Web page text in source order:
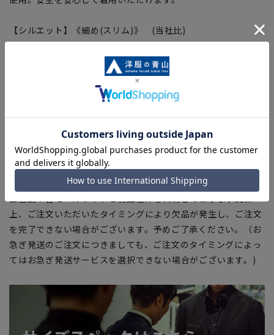
【シルエット】《細め(スリム)》 (当社比)
【商品に関するご注意】
■ゆとり感には個人差があります。サイズ表を確認の上、ご購
入の目安としてご利用ください。
■ブラウザやお使いのモニター環境、室内外等の撮影時の環境
下での光加減により、実際の商品と掲載画像の色味が異なる場
合がございます。
■平置き・メジャーでの採寸の為、素材や仕様等により実際の
商品とサイズ表に若干の誤差が生じる場合がございます。予め
ご了承ください。
上、ご注文いただいたタイミングにより欠品が発生し、ご注文
を完了できない場合がございます。予めご了承ください。（お
急ぎ発送のご注文につきましても、ご注文のタイミングによっ
てはお急ぎ発送サービスを選択できない場合がございます。)